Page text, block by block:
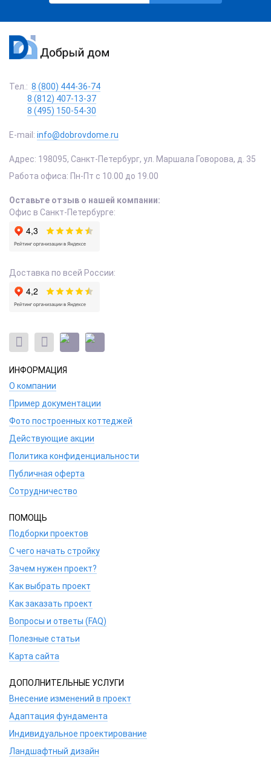
Тел.: 8 (800) 444-36-74
8 (812) 407-13-37
8 (495) 150-54-30
E-mail: info@dobrovdome.ru
Адрес: 198095, Санкт-Петербург, ул. Маршала Говорова, д. 35
Работа офиса: Пн-Пт с 10.00 до 19.00
Оставьте отзыв о нашей компании:
Офис в Санкт-Петербурге:
Доставка по всей России:
ИНФОРМАЦИЯ
О компании
Пример документации
Фото построенных коттеджей
Действующие акции
Политика конфиденциальности
Публичная оферта
Сотрудничество
ПОМОЩЬ
Подборки проектов
С чего начать стройку
Зачем нужен проект?
Как выбрать проект
Как заказать проект
Вопросы и ответы (FAQ)
Полезные статьи
Карта сайта
ДОПОЛНИТЕЛЬНЫЕ УСЛУГИ
Внесение изменений в проект
Адаптация фундамента
Индивидуальное проектирование
Ландшафтный дизайн